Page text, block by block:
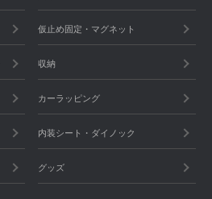
仮止め固定・マグネット
収納
カーラッピング
内装シート・ダイノック
グッズ